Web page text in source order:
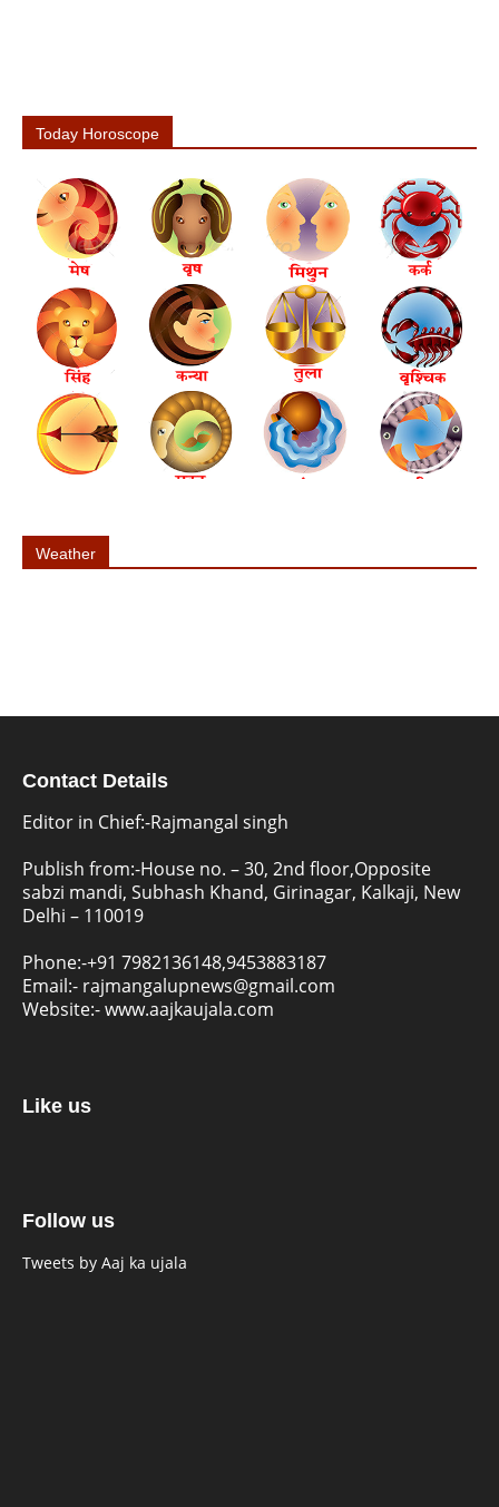
Today Horoscope
Weather
Contact Details
Editor in Chief:-Rajmangal singh
Publish from:-House no. – 30, 2nd floor,Opposite
sabzi mandi, Subhash Khand, Girinagar, Kalkaji, New
Delhi – 110019
Phone:-+91 7982136148,9453883187
Email:- rajmangalupnews@gmail.com
Website:-www.aajkaujala.com
Like us
Follow us
Tweets by Aaj ka ujala